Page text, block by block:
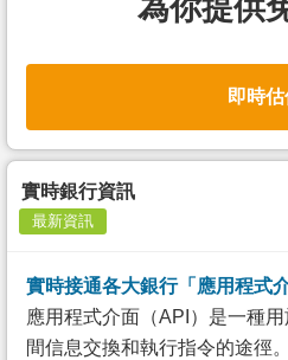
為你提供
即時
實時銀行資訊
最新資訊
實時接通各大銀行「應用程式
應用程式介面（API）是一種
間信息交換和執行指令的途徑